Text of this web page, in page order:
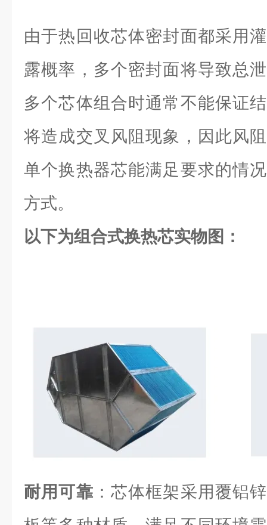
由于热回收芯体密封面都采用
露概率，多个密封面将导致总
多个芯体组合时通常不能保证
将造成交叉风阻现象，因此风
单个换热器芯能满足要求的情
方式。
以下为组合式换热芯实物图：
耐用可靠 ：芯体框架采用覆铝